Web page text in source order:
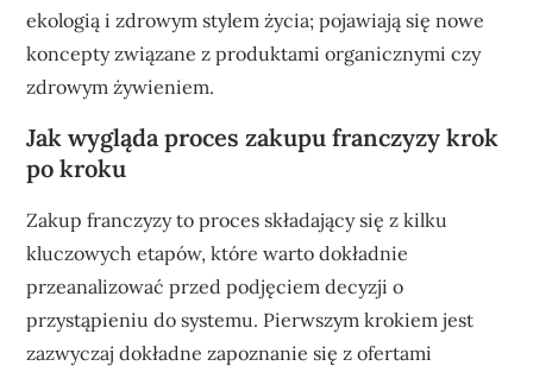
ekologią i zdrowym stylem życia; pojawiają się nowe
koncepty związane z produktami organicznymi czy
zdrowym żywieniem.
Jak wygląda proces zakupu franczyzy krok
po kroku
Zakup franczyzy to proces składający się z kilku
kluczowych etapów, które warto dokładnie
przeanalizować przed podjęciem decyzji o
przystąpieniu do systemu. Pierwszym krokiem jest
zazwyczaj dokładne zapoznanie się z ofertami